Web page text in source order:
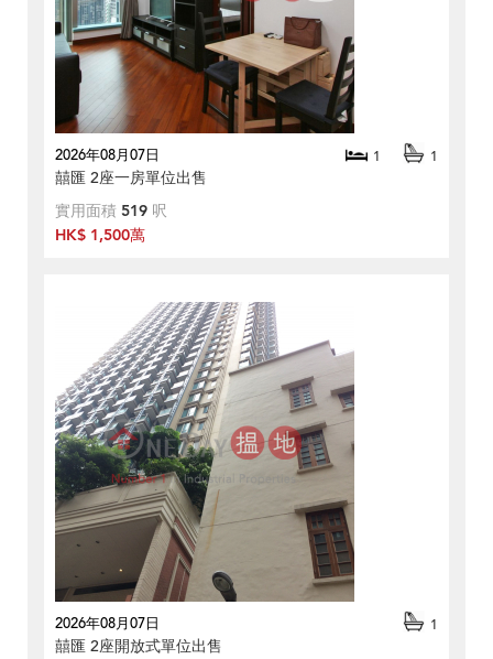
2026年08月07日 1 1
囍匯 2座一房單位出售
實用面積 519 呎
HK$ 1,500萬
2026年08月07日 1
囍匯 2座開放式單位出售